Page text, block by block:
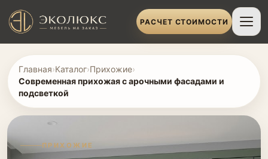
РАСЧЕТ СТОИМОСТИ
Главная›Каталог›Прихожие›
Современная прихожая с арочными фасадами и
подсветкой
ПРИХОЖИЕ